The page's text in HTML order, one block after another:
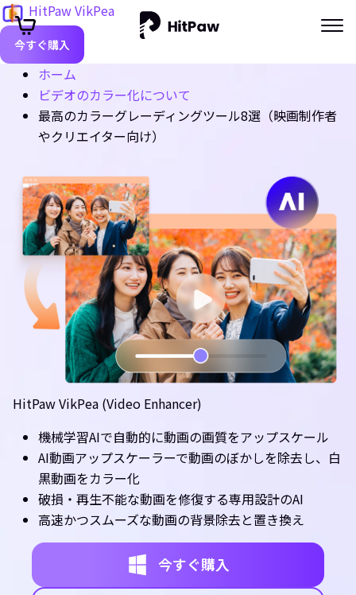
HitPaw VikPea
今すぐ購入
ホーム
ビデオのカラー化について
最高のカラーグレーディングツール8選（映画制作者
やクリエイター向け）
HitPaw VikPea (Video Enhancer)
機械学習AIで自動的に動画の画質をアップスケール
AI動画アップスケーラーで動画のぼかしを除去し、白
黒動画をカラー化
破損・再生不能な動画を修復する専用設計のAI
高速かつスムーズな動画の背景除去と置き換え
今すぐ購入